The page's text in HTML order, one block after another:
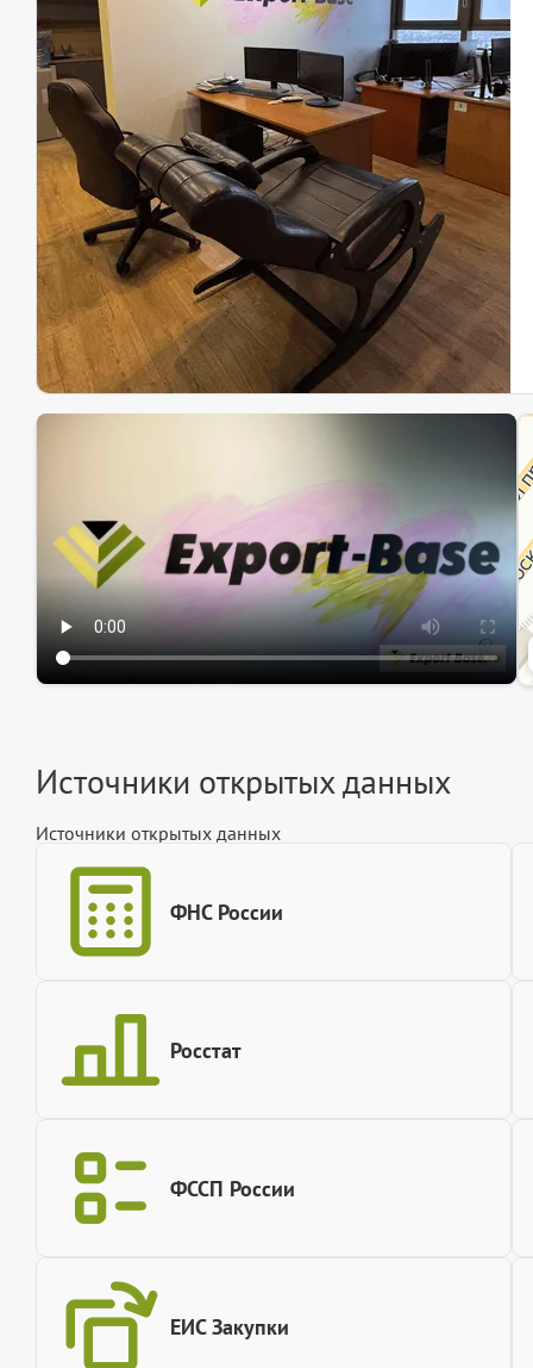
Источники открытых данных
Источники открытых данных
ФНС России
Росстат
ФССП России
ЕИС Закупки